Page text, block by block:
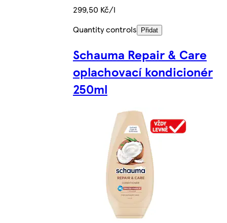
299,50 Kč/l
Quantity controls
Přidat
Schauma Repair & Care
oplachovací kondicionér
250ml